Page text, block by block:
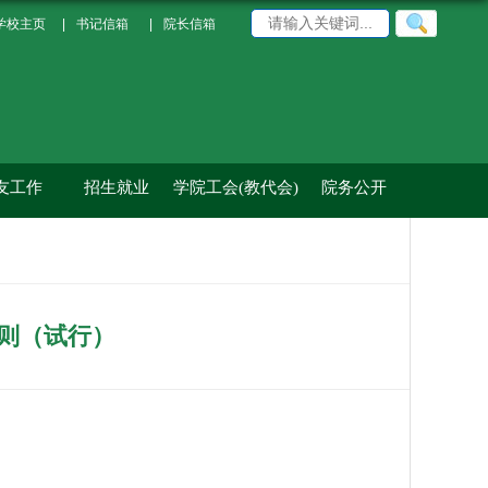
校主页 书记信箱 院长信箱
工作 招生就业 学院工会(教代会) 院务公开
（试行）